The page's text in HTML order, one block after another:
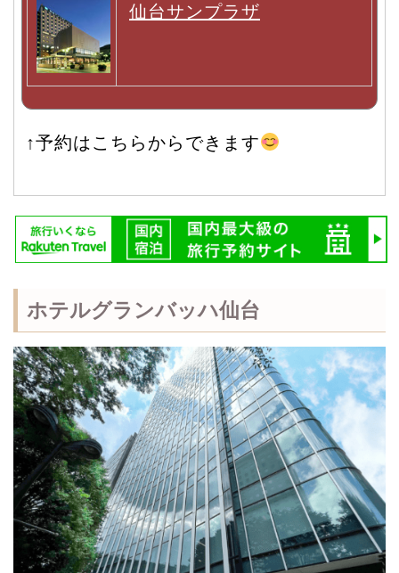
仙台サンプラザ
↑予約はこちらからできます
ホテルグランバッハ仙台